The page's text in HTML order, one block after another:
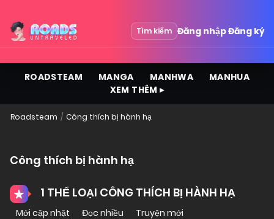
Tìm kiếm Đăng nhậpĐăng ký
ROADSTEAM MANGA MANHWA
MANHUA
XEM THÊM ▸
Roadsteam Công thích bị hành hạ
Công thích bị hành hạ
1 THỂ LOẠI CÔNG THÍCH BỊ HÀNH HẠ
Mới cập nhật Đọc nhiều Truyện mới